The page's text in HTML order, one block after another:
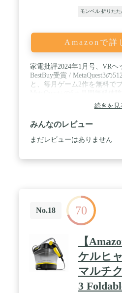
モンベル 折りたた
Amazonで詳
家電批評2024年1月号、VRヘ
BestBuy受賞 / MetaQuest3の
と、毎月ゲーム2作を無料で
てきます(*1)。(*1)トライア
ンには利用資格と自動更新条
約全文をご覧ください。 /
現実空間にミックスして自宅
るMR(複合現実)ヘッドセッ
や、いっそうクリアな音質と
べて40%アップした音量でリ
ーディオが、これまで以上に
す。 / バーチャル空間にある
るような感覚。TouchPlusコ
ッチをいっそうリアルに再現
ます。動きを読み取る
ローラーなしでもVR空間の
を使ってコントロールでき
リで、ゲーム、フィットネス
続きを見
みんなのレビュー
まだレビューはありません
No.18 70
【
ケルヒ
マルチ
3